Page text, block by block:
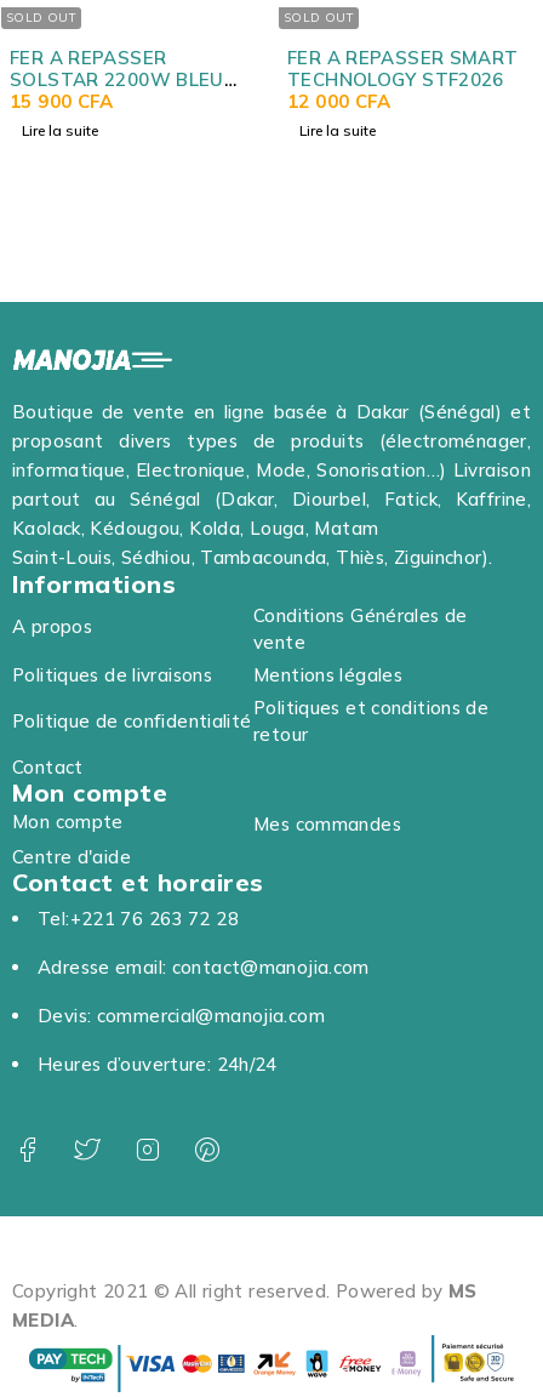
2200W BLEU
FER A REPASSER SMART
TECHNOLOGY STF2026
CFA
FER A
2000W
Boutique de vente en ligne basée à Dakar (Sénégal) et
proposant divers types de produits (électroménager,
informatique, Electronique, Mode, Sonorisation…) Livraison
partout au Sénégal (Dakar, Diourbel, Fatick, Kaffrine,
Kaolack, Kédougou, Kolda, Louga, Matam
Saint-Louis, Sédhiou, Tambacounda, Thiès, Ziguinchor).
Informations
A propos
Conditions Générales de
vente
Politiques de livraisons
Mentions légales
Politique de confidentialité
Politiques et conditions de
retour
Contact
Mon compte
Mon compte
Mes commandes
Centre d'aide
Contact et horaires
Tel:+221 76 263 72 28
Adresse email: contact@manojia.com
Devis: commercial@manojia.com
Heures d’ouverture: 24h/24
Copyright 2021 © All right reserved. Powered by MS
MEDIA.